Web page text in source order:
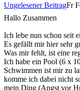
Ungelesener BeitragFr
Hallo Zusammen
Ich lebe nun schon seit
Es gefällt mir hier sehr
Was mir fehlt, ist eine
Ich habe ein Pool (6 x
Schwimmen ist mir zu
komme ich dabei nicht
mein Ding (Angst vor